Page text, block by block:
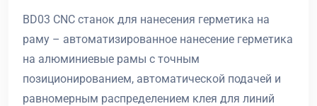
BD03 CNC станок для нанесения герметика на
раму – автоматизированное нанесение герметика
на алюминиевые рамы с точным
позиционированием, автоматической подачей и
равномерным распределением клея для линий